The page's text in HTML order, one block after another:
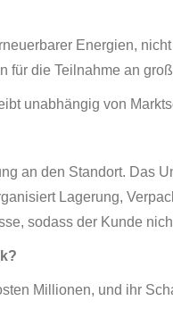
Energien,
die Teilnahme an
unabhängig von
an den Standort. Das
Lagerung,
sodass der Kunde
Millionen, und ihr